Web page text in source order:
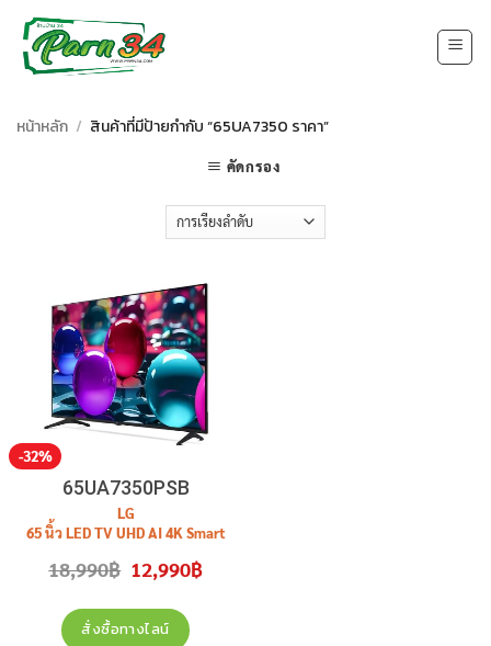
content
หน้าหลัก / สินค้าที่มีป้ายกำกับ “65UA7350 ราคา”
คัดกรอง
-32%
65UA7350PSB
LG
65 นิ้ว LED TV UHD AI 4K Smart
รุ่น65UA7350 / 65UA7350PSB
18,990฿ Original
price
18,990฿.
12,990฿Current
price
สั่งซื้อทางไลน์